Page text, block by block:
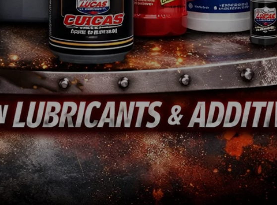
Lacke
AGB &
Kundeninformationen
Widerufsbelehrung
Zahlung & Versand
Entsorgung von Altöl
Entsorgung von
Altbatterien Vertrag widerrufen
Ford® Logo sind eingetragene Warenzeichen. SID|WID|iD : 687896413202618 SHP|iD : 7532589654125 |
173285